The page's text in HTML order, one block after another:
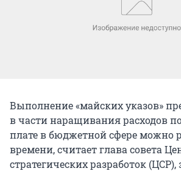
Выполнение «майских указов»
в части наращивания расходов
плате в бюджетной сфере можно
времени, считает глава совета
стратегических разработок